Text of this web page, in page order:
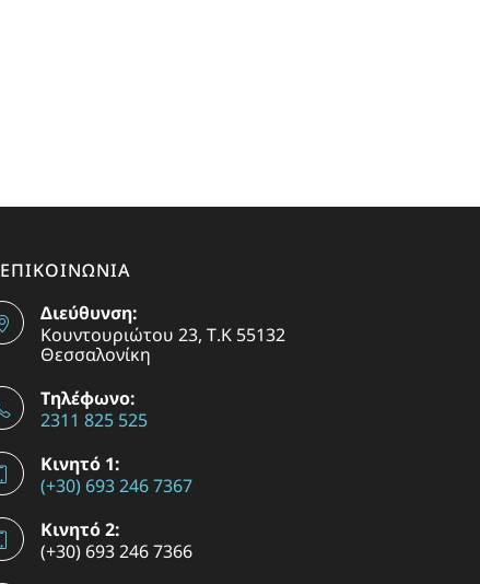
ΕΠΙΚΟΙΝΩΝΙΑ
Διεύθυνση:
Κουντουριώτου 23, Τ.Κ 55132
Θεσσαλονίκη
Τηλέφωνο:
2311 825 525
Κινητό 1:
(+30) 693 246 7367
Κινητό 2:
(+30) 693 246 7366